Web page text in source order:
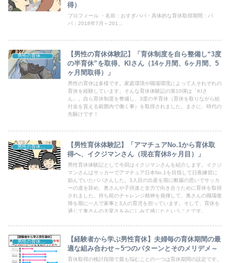
得）
プロフィール ・名前：おすぎパパ・具体的な育休取得期間：パ
パ：2018年7月～201...
【男性の育休体験記】「育休制度を自ら整備し“3度
の半育休”を取得、KIさん（14ヶ月間、6ヶ月間、5
ヶ月間取得）」
男性の育休は多様です。家庭環境や職場環境によって人それぞれの
育休を経験しています。そんな育休体験記の第10弾は「KIさ
ん」。自ら育休制度を整備し、3度の半育休（育休を取りながら給
付金を貰える範囲内で働く事）を取得されました。まさに、時代の
先駆けです！
【男性育休体験記】「アマチュアNo.1から育休取
得へ、イクジマンさん（現在育休8ヶ月目）」
男性育休体験記として今回はイクジマンさんを紹介します。イクジ
マンさんはサッカーでアマチュア日本No.1を目指して日夜練習に
励んでいたパパさんした。3人目の出産を期に断腸の思いでサッカ
ーの道を辞め、奥さんや子供達と全力で向き合うために育休を取得
されました。持ち前のチャレンジ精神を発揮して、奥さんの職場復
帰を期に一人で家事と3人の育児を担っています。そして、育休を
通じて奥さんの大変さをみにしみて感じたということです。
【経験者から学ぶ男性育休】夫婦毎の育休期間の最
適な組み合わせ～5つのパターンとそのメリデメ～
育休取得の検討段階で最も悩むことの一つは育休期間の設定です。